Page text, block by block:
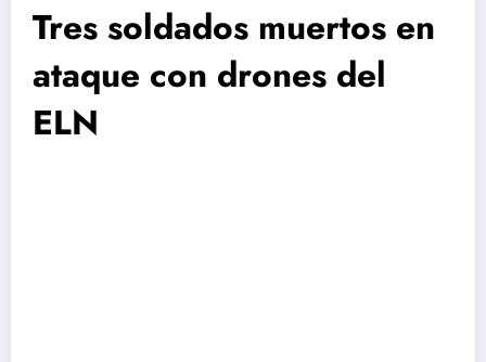
Tres soldados muertos en
ataque con drones del
ELN